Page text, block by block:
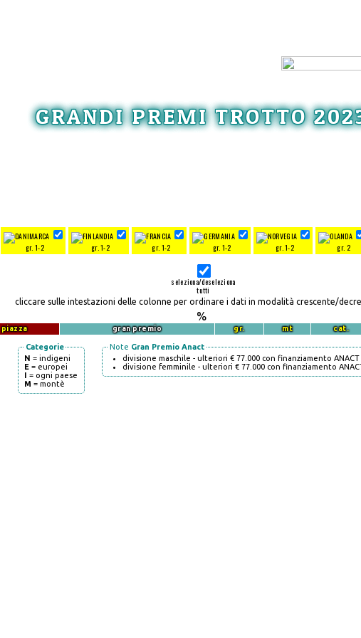
GRANDI PREMI TROTTO
gr. 1-2 gr. 1-2 gr. 1-2 gr. 1-2 gr. 1-2 gr. 2
seleziona/deseleziona
tutti
cliccare sulle intestazioni delle colonne per ordinare i dati in modalità crescente/
%
piazza gran premio gr. mt cat.
Categorie
N = indigeni
E = europei
I = ogni paese
M = montè
Note Gran Premio Anact
divisione maschile - ulteriori € 77.000 con finanziamento ANACT
divisione femminile - ulteriori € 77.000 con finanziamento